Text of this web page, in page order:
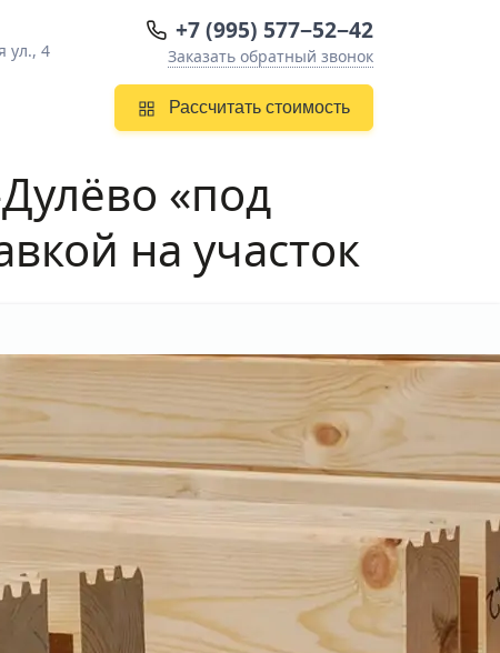
ул., 4
+7 (995) 577−52−42
Заказать обратный звонок
Рассчитать стоимость
«под
на участок